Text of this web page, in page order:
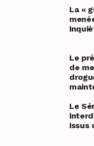
La «
Le
de
Le
issus